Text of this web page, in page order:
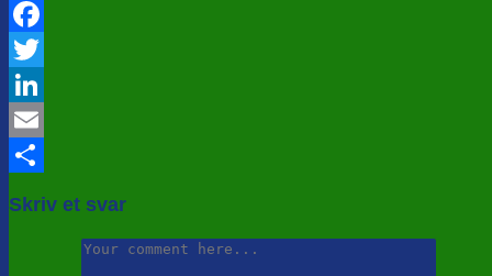
Facebook
Twitter
LinkedIn
Email
Skriv et svar